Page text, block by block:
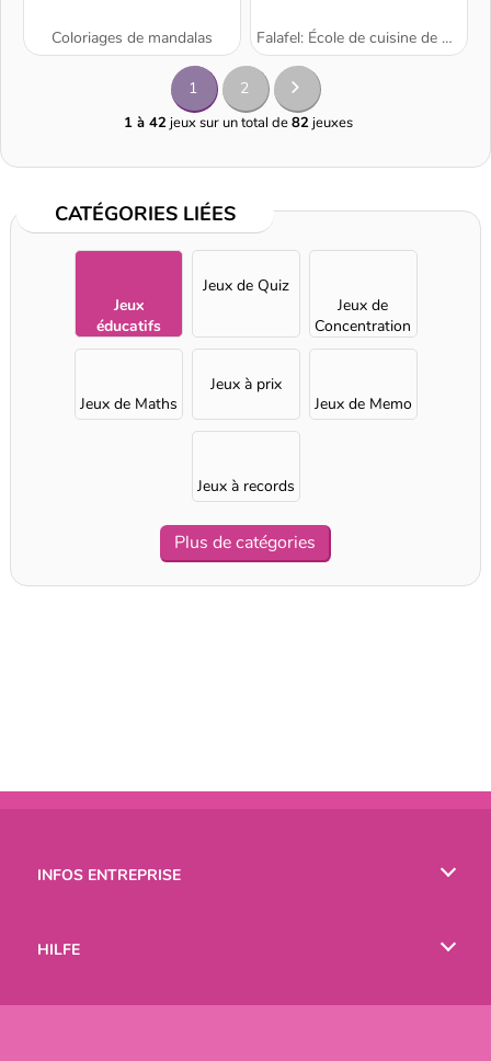
Coloriages de mandalas Falafel: École de cuisine de Sara
1 2
1 à 42jeux sur un total de82jeuxes
CATÉGORIES LIÉES
Jeux
éducatifs
Jeux de Quiz
Jeux de
Concentration
Jeux de Maths
Jeux à prix
Jeux de Memo
Jeux à records
Plus de catégories
INFOS ENTREPRISE
HILFE
Hilfe